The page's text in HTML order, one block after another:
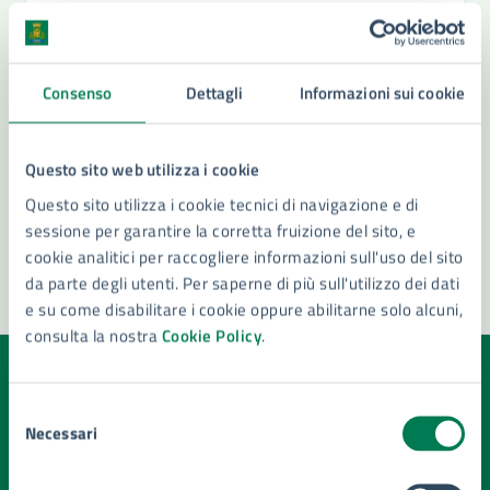
Consenso Dettagli Informazioni sui cookie
Questo sito web utilizza i cookie
Questo sito utilizza i cookie tecnici di navigazione e di
sessione per garantire la corretta fruizione del sito, e
cookie analitici per raccogliere informazioni sull'uso del sito
da parte degli utenti. Per saperne di più sull'utilizzo dei dati
e su come disabilitare i cookie oppure abilitarne solo alcuni,
consulta la nostraCookie Policy.
delNecessari
pagina?